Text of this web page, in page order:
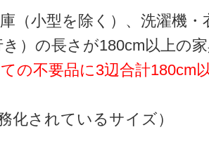
小型を除く）、洗濯機・
）の長さが180cm以上の
不要品に3辺合計180cm
化されているサイズ）